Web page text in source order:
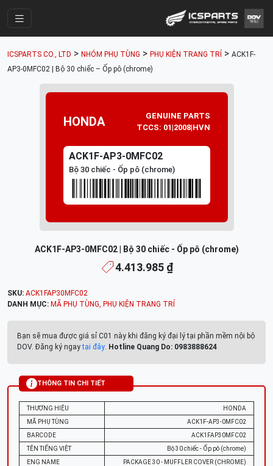
Cửa Hàng
Parts Catalogue
Mã Phụ Tùng
Tài khoản
ICSPARTS CO., LTD > NHÓM PHỤ TÙNG > PHỤ KIỆN TRANG TRÍ > ACK1F-
AP3-0MFC02 | Bộ 30 chiếc – Ốp pô (chrome)
HONDA
GENUINE PARTS
TCCS: 01|2008|HVN
ACK1F-AP3-0MFC02
Bộ 30 chiếc - Ốp pô (chrome)
ACK1F-AP3-0MFC02 | Bộ 30 chiếc - Ốp pô (chrome)
4.413.985 ₫
SKU: ACK1FAP30MFC02
DANH MỤC: MÃ PHỤ TÙNG, PHỤ KIỆN TRANG TRÍ
Bạn sẽ mua được giá sỉ C01 này khi đăng ký đại lý tại phần mềm nội bộ
DOV. Đăng ký ngaytại đây. Hotline Quang Do: 0983888624
THÔNG TIN CHI TIẾT
THƯƠNG HIỆU
HONDA
MÃ PHỤ TÙNG
ACK1F-AP3-0MFC02
BARCODE
ACK1FAP30MFC02
TÊN TIẾNG VIỆT
Bộ 30 chiếc - Ốp pô (chrome)
ENG NAME
PACKAGE 30 - MUFFLER COVER (CHROME)